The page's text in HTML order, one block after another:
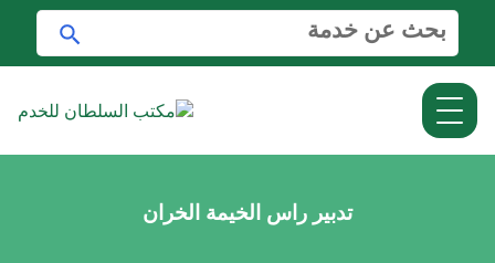
ب
ح
ث
ع
ب
ح
تدبير راس الخيمة الخران